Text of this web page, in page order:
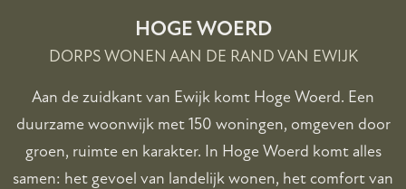
HOGE WOERD
DORPS WONEN AAN DE RAND VAN EWIJK
Aan de zuidkant van Ewijk komt Hoge Woerd. Een
duurzame woonwijk met 150 woningen, omgeven door
groen, ruimte en karakter. In Hoge Woerd komt alles
samen: het gevoel van landelijk wonen, het comfort van